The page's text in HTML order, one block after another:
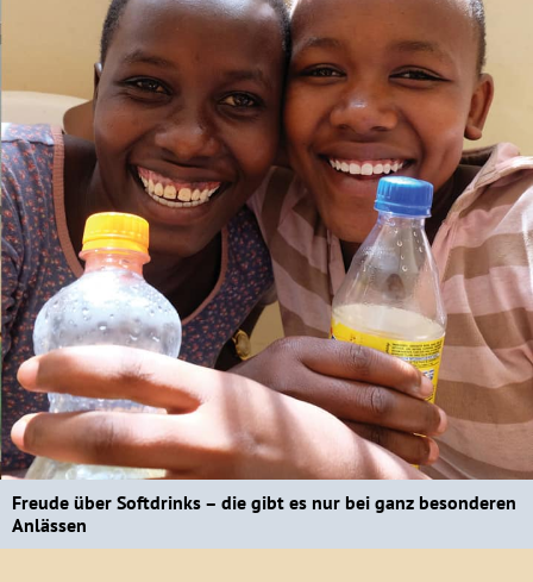
Freude über Softdrinks – die gibt es nur bei ganz besonderen
Anlässen